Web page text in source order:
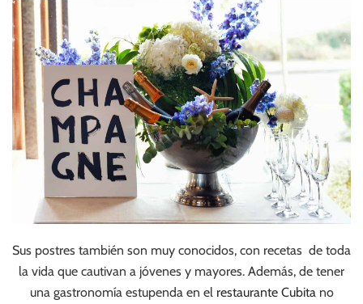
Sus postres también son muy conocidos, con recetas de toda
la vida que cautivan a jóvenes y mayores. Además, de tener
una gastronomía estupenda en el restaurante Cubita no